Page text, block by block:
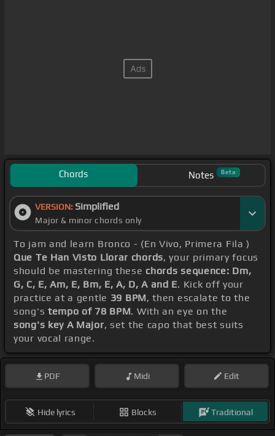
Chords Notes Beta
VERSION: Simplified
Major & minor chords only
To jam and learn Bronco - (En Vivo, Primera Fila )
Que Te Han Visto Llorar chords, your primary focus
should be mastering these chords sequence: Dm,
G, C, E, Am, E, Bm, E, A, D, A and E. Kick off your
practice at a gentle 39 BPM, then escalate to the
song's tempo of 78 BPM. With an eye on the
song's key A Major, set the capo that best suits
your vocal range.
PDF Midi Edit
Hide lyrics Blocks Traditional